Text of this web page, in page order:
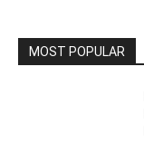
MOST POPULAR